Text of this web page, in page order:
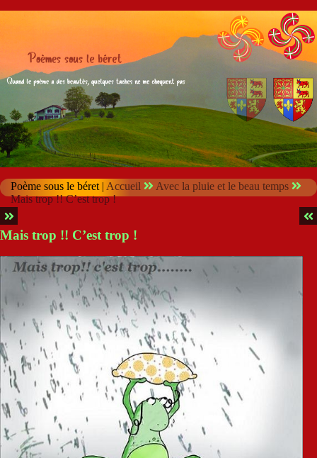
Poème sous le béret | Accueil
Avec la pluie et le beau temps
Mais trop !! C’est trop !
Mais trop !! C’est trop !